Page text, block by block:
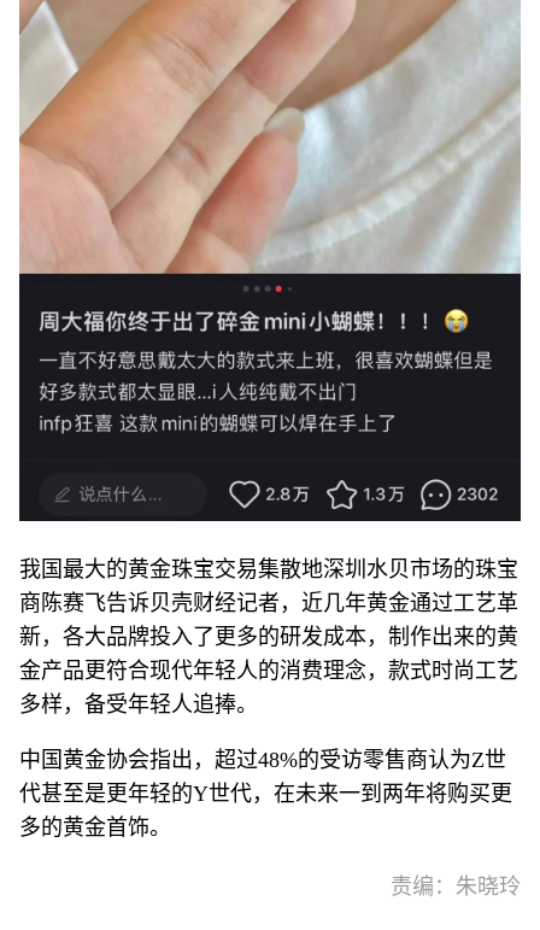
我国最大的黄金珠宝交易集散地深圳水贝市场的珠宝
商陈赛飞告诉贝壳财经记者，近几年黄金通过工艺革
新，各大品牌投入了更多的研发成本，制作出来的黄
金产品更符合现代年轻人的消费理念，款式时尚工艺
多样，备受年轻人追捧。
中国黄金协会指出，超过48%的受访零售商认为Z世
代甚至是更年轻的Y世代，在未来一到两年将购买更
多的黄金首饰。
责编：朱晓玲